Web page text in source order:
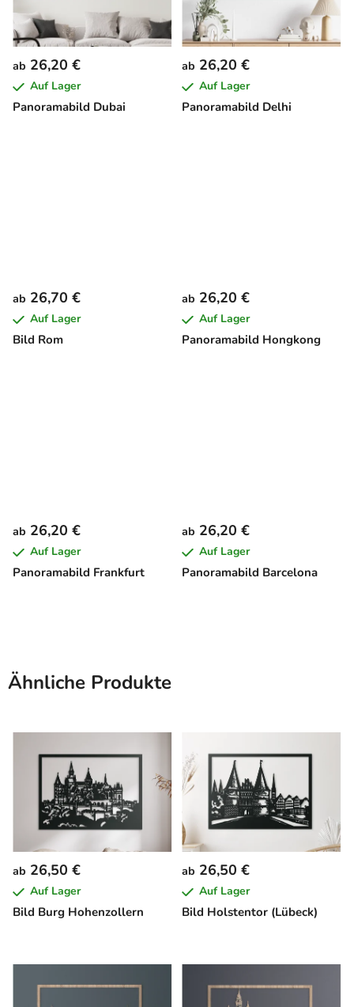
Panoramabild Dubai
ab 26,20 €
Auf Lager
Panoramabild Delhi
ab 26,20 €
Auf Lager
Bild Rom
ab 26,70 €
Auf Lager
Panoramabild Hongkong
ab 26,20 €
Auf Lager
Panoramabild Frankfurt
ab 26,20 €
Auf Lager
Panoramabild Barcelona
ab 26,20 €
Auf Lager
Ähnliche Produkte
Bild Burg Hohenzollern
ab 26,50 €
Auf Lager
Bild Holstentor (Lübeck)
ab 26,50 €
Auf Lager